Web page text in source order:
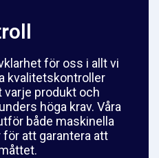
för oss i allt vi
kvalitetskontroller
varje produkt och
höga krav. Våra
både maskinella
att garantera att